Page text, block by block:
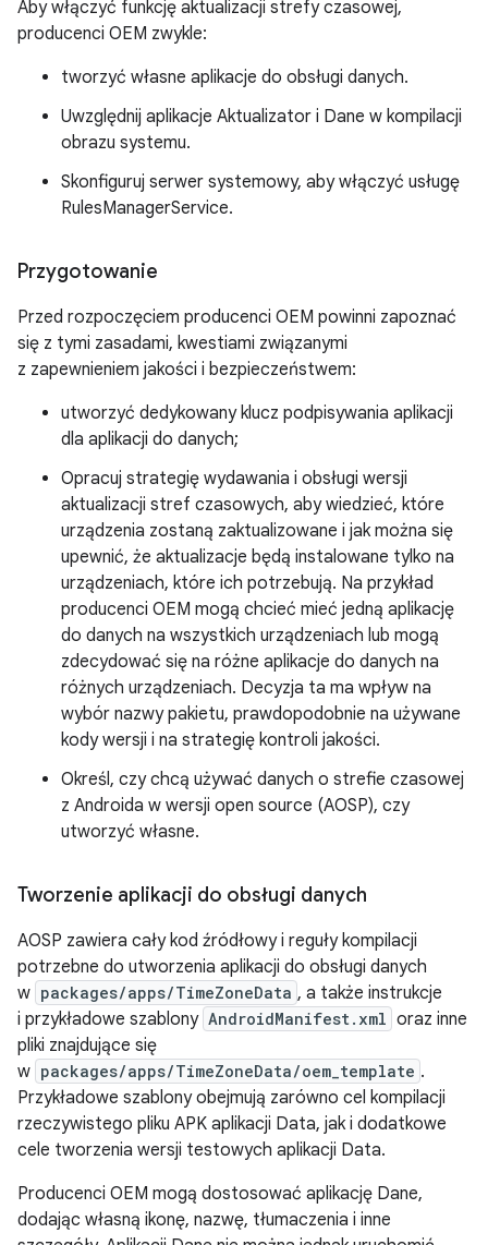
Aby włączyć funkcję aktualizacji strefy czasowej,
producenci OEM zwykle:
tworzyć własne aplikacje do obsługi danych.
Uwzględnij aplikacje Aktualizator i Dane w kompilacji
obrazu systemu.
Skonfiguruj serwer systemowy, aby włączyć usługę
RulesManagerService.
Przygotowanie
Przed rozpoczęciem producenci OEM powinni zapoznać
się z tymi zasadami, kwestiami związanymi
z zapewnieniem jakości i bezpieczeństwem:
utworzyć dedykowany klucz podpisywania aplikacji
dla aplikacji do danych;
Opracuj strategię wydawania i obsługi wersji
aktualizacji stref czasowych, aby wiedzieć, które
urządzenia zostaną zaktualizowane i jak można się
upewnić, że aktualizacje będą instalowane tylko na
urządzeniach, które ich potrzebują. Na przykład
producenci OEM mogą chcieć mieć jedną aplikację
do danych na wszystkich urządzeniach lub mogą
zdecydować się na różne aplikacje do danych na
różnych urządzeniach. Decyzja ta ma wpływ na
wybór nazwy pakietu, prawdopodobnie na używane
kody wersji i na strategię kontroli jakości.
Określ, czy chcą używać danych o strefie czasowej
z Androida w wersji open source (AOSP), czy
utworzyć własne.
Tworzenie aplikacji do obsługi danych
AOSP zawiera cały kod źródłowy i reguły kompilacji
potrzebne do utworzenia aplikacji do obsługi danych
w packages/apps/TimeZoneData , a także instrukcje
i przykładowe szablony AndroidManifest.xml oraz inne
pliki znajdujące się
w packages/apps/TimeZoneData/oem_template .
Przykładowe szablony obejmują zarówno cel kompilacji
rzeczywistego pliku APK aplikacji Data, jak i dodatkowe
cele tworzenia wersji testowych aplikacji Data.
Producenci OEM mogą dostosować aplikację Dane,
dodając własną ikonę, nazwę, tłumaczenia i inne